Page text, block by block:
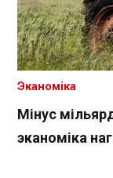
Мінус
эканоміка
Эканоміка